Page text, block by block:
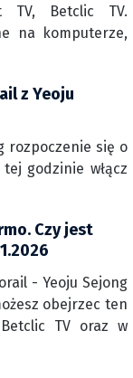
TV, Betclic TV.
na komputerze,
z Yeoju
rozpoczenie się o
godzinie włącz
Czy jest
- Yeoju Sejong
obejrzec ten
TV oraz w